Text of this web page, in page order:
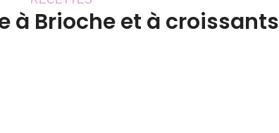
à Brioche et à croissants